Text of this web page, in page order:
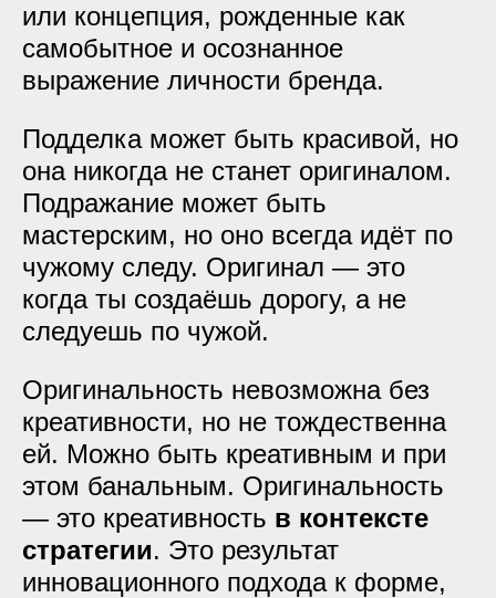
или концепция, рожденные как
самобытное и осознанное
выражение личности бренда.
Подделка может быть красивой, но
она никогда не станет оригиналом.
Подражание может быть
мастерским, но оно всегда идёт по
чужому следу. Оригинал — это
когда ты создаёшь дорогу, а не
следуешь по чужой.
Оригинальность невозможна без
креативности, но не тождественна
ей. Можно быть креативным и при
этом банальным. Оригинальность
— это креативность в контексте
стратегии. Это результат
инновационного подхода к форме,